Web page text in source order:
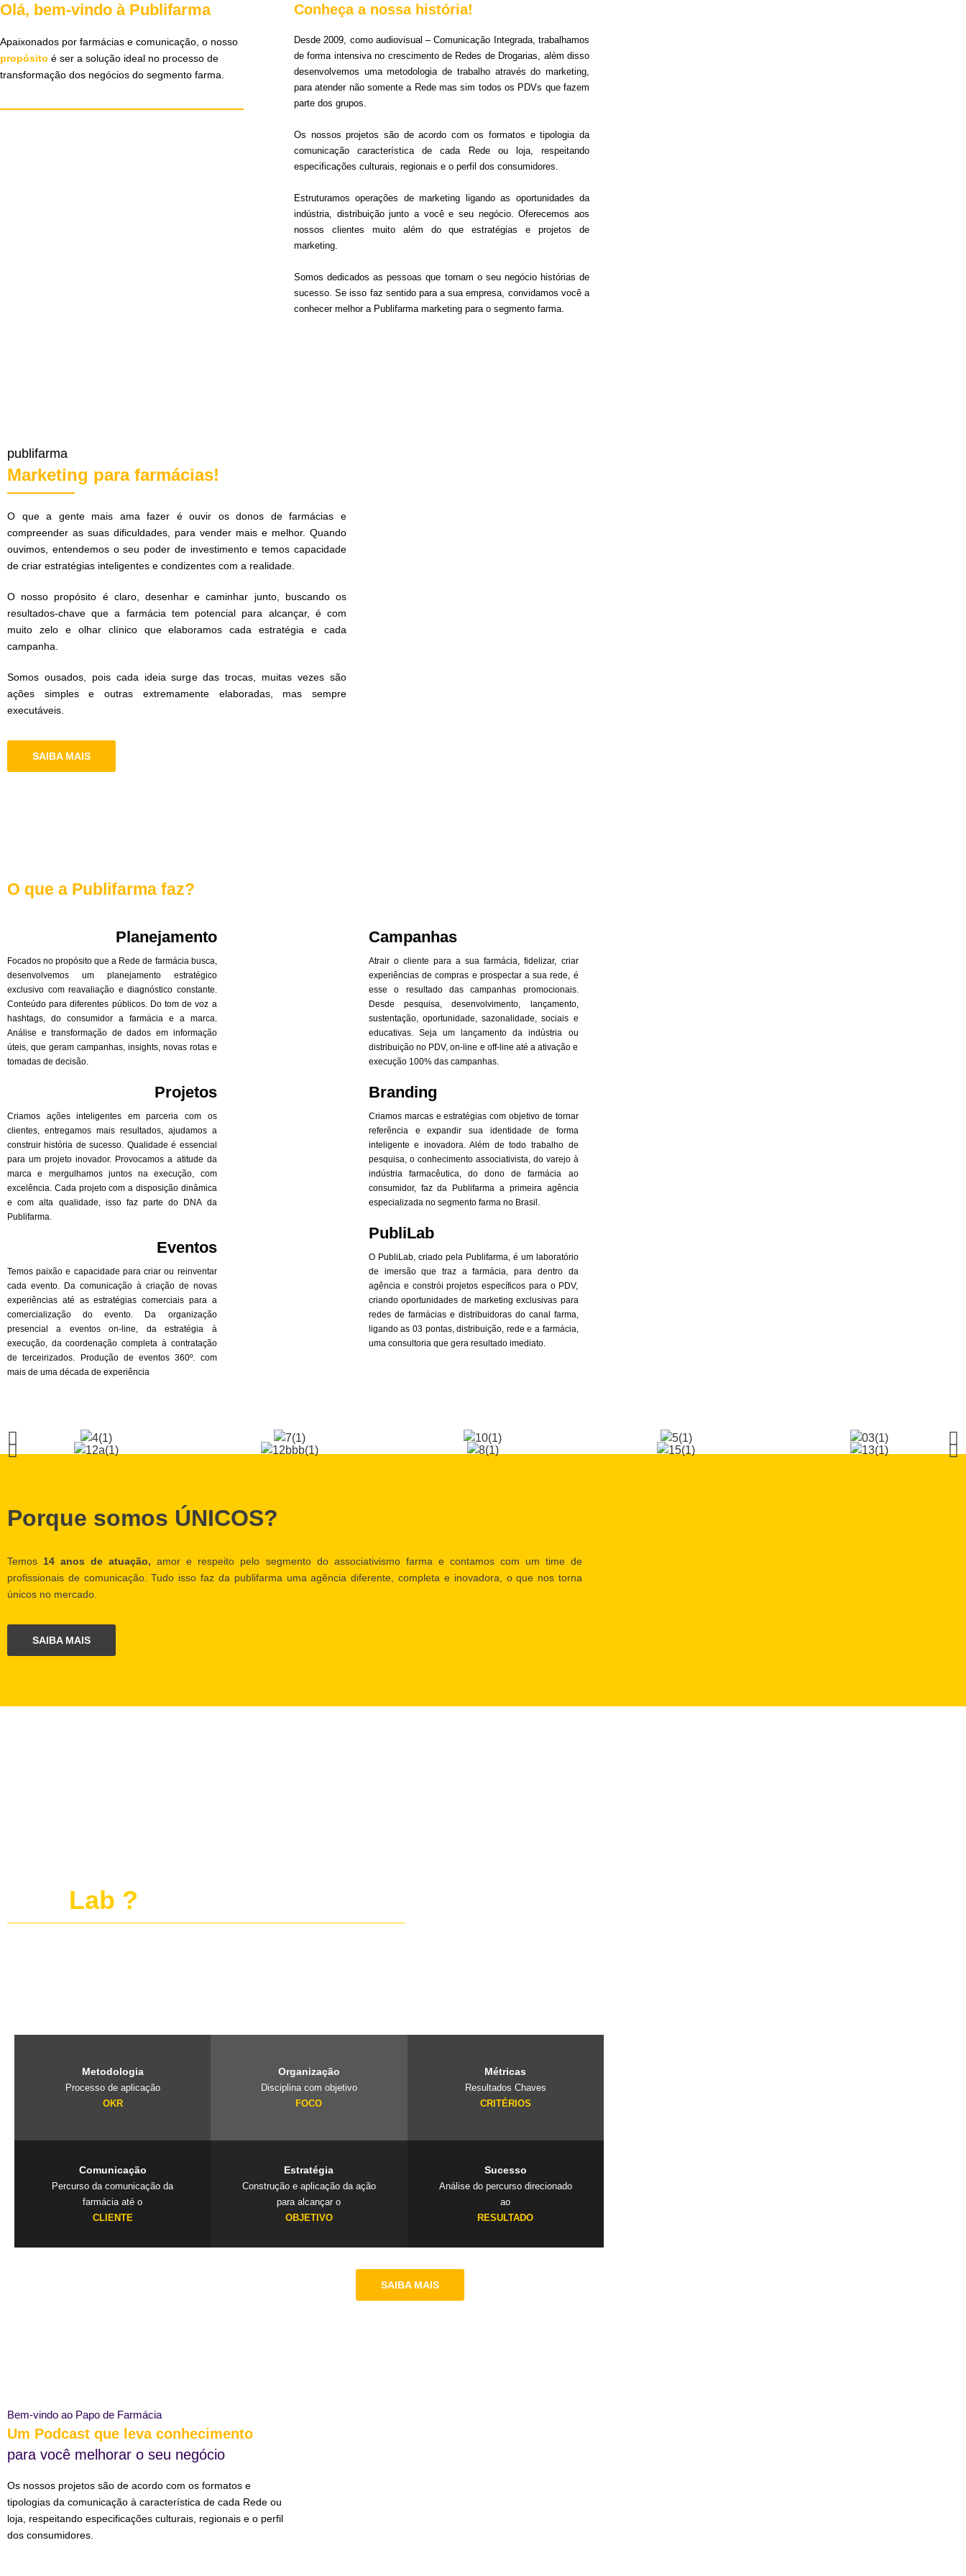
Olá, bem-vindo à Publifarma
Apaixonados por farmácias e comunicação, o nosso
propósito é ser a solução ideal no processo de
transformação dos negócios do segmento farma.
Conheça a nossa história!
Desde 2009, como audiovisual – Comunicação Integrada, trabalhamos
de forma intensiva no crescimento de Redes de Drogarias, além disso
desenvolvemos uma metodologia de trabalho através do marketing,
para atender não somente a Rede mas sim todos os PDVs que fazem
parte dos grupos.
Os nossos projetos são de acordo com os formatos e tipologia da
comunicação característica de cada Rede ou loja, respeitando
especificações culturais, regionais e o perfil dos consumidores.
Estruturamos operações de marketing ligando as oportunidades da
indústria, distribuição junto a você e seu negócio. Oferecemos aos
nossos clientes muito além do que estratégias e projetos de
marketing.
Somos dedicados as pessoas que tornam o seu negócio histórias de
sucesso. Se isso faz sentido para a sua empresa, convidamos você a
conhecer melhor a Publifarma marketing para o segmento farma.
publifarma
Marketing para farmácias!
O que a gente mais ama fazer é ouvir os donos de farmácias e
compreender as suas dificuldades, para vender mais e melhor. Quando
ouvimos, entendemos o seu poder de investimento e temos capacidade
de criar estratégias inteligentes e condizentes com a realidade.
O nosso propósito é claro, desenhar e caminhar junto, buscando os
resultados-chave que a farmácia tem potencial para alcançar, é com
muito zelo e olhar clínico que elaboramos cada estratégia e cada
campanha.
Somos ousados, pois cada ideia surge das trocas, muitas vezes são
ações simples e outras extremamente elaboradas, mas sempre
executáveis.
SAIBA MAIS
O que a Publifarma faz?
Planejamento
Focados no propósito que a Rede de farmácia busca,
desenvolvemos um planejamento estratégico
exclusivo com reavaliação e diagnóstico constante.
Conteúdo para diferentes públicos. Do tom de voz a
hashtags, do consumidor a farmácia e a marca.
Análise e transformação de dados em informação
úteis, que geram campanhas, insights, novas rotas e
tomadas de decisão.
Projetos
Criamos ações inteligentes em parceria com os
clientes, entregamos mais resultados, ajudamos a
construir história de sucesso. Qualidade é essencial
para um projeto inovador. Provocamos a atitude da
marca e mergulhamos juntos na execução, com
excelência. Cada projeto com a disposição dinâmica
e com alta qualidade, isso faz parte do DNA da
Publifarma.
Eventos
Temos paixão e capacidade para criar ou reinventar
cada evento. Da comunicação à criação de novas
experiências até as estratégias comerciais para a
comercialização do evento. Da organização
presencial a eventos on-line, da estratégia à
execução, da coordenação completa à contratação
de terceirizados. Produção de eventos 360º. com
mais de uma década de experiência
Campanhas
Atrair o cliente para a sua farmácia, fidelizar, criar
experiências de compras e prospectar a sua rede, é
esse o resultado das campanhas promocionais.
Desde pesquisa, desenvolvimento, lançamento,
sustentação, oportunidade, sazonalidade, sociais e
educativas. Seja um lançamento da indústria ou
distribuição no PDV, on-line e off-line até a ativação e
execução 100% das campanhas.
Branding
Criamos marcas e estratégias com objetivo de tornar
referência e expandir sua identidade de forma
inteligente e inovadora. Além de todo trabalho de
pesquisa, o conhecimento associativista, do varejo à
indústria farmacêutica, do dono de farmácia ao
consumidor, faz da Publifarma a primeira agência
especializada no segmento farma no Brasil.
PubliLab
O PubliLab, criado pela Publifarma, é um laboratório
de imersão que traz a farmácia, para dentro da
agência e constrói projetos específicos para o PDV,
criando oportunidades de marketing exclusivas para
redes de farmácias e distribuidoras do canal farma,
ligando as 03 pontas, distribuição, rede e a farmácia,
uma consultoria que gera resultado imediato.
Porque somos ÚNICOS?
Temos 14 anos de atuação, amor e respeito pelo segmento do associativismo farma e contamos com um time de
profissionais de comunicação. Tudo isso faz da publifarma uma agência diferente, completa e inovadora, o que nos torna
únicos no mercado.
SAIBA MAIS
Lab ?
Metodologia
Processo de aplicação
OKR
Organização
Disciplina com objetivo
FOCO
Métricas
Resultados Chaves
CRITÉRIOS
Comunicação
Percurso da comunicação da
farmácia até o
CLIENTE
Estratégia
Construção e aplicação da ação
para alcançar o
OBJETIVO
Sucesso
Análise do percurso direcionado
ao
RESULTADO
SAIBA MAIS
Bem-vindo ao Papo de Farmácia
Um Podcast que leva conhecimento
para você melhorar o seu negócio
Os nossos projetos são de acordo com os formatos e
tipologias da comunicação à característica de cada Rede ou
loja, respeitando especificações culturais, regionais e o perfil
dos consumidores.